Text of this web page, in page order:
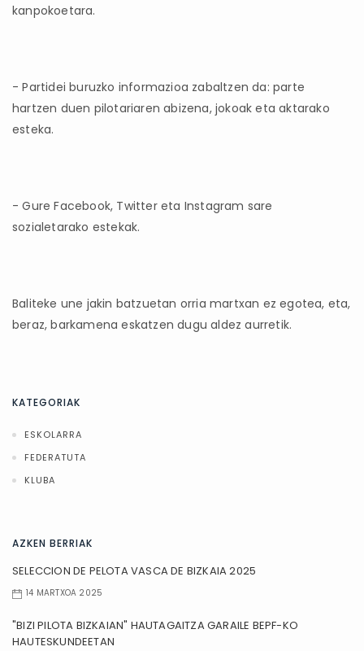
kanpokoetara.
- Partidei buruzko informazioa zabaltzen da: parte
hartzen duen pilotariaren abizena, jokoak eta aktarako
esteka.
- Gure Facebook, Twitter eta Instagram sare
sozialetarako estekak.
Baliteke une jakin batzuetan orria martxan ez egotea, eta,
beraz, barkamena eskatzen dugu aldez aurretik.
KATEGORIAK
ESKOLARRA
FEDERATUTA
KLUBA
AZKEN BERRIAK
SELECCION DE PELOTA VASCA DE BIZKAIA 2025
14 MARTXOA 2025
"BIZI PILOTA BIZKAIAN" HAUTAGAITZA GARAILE BEPF-KO
HAUTESKUNDEETAN